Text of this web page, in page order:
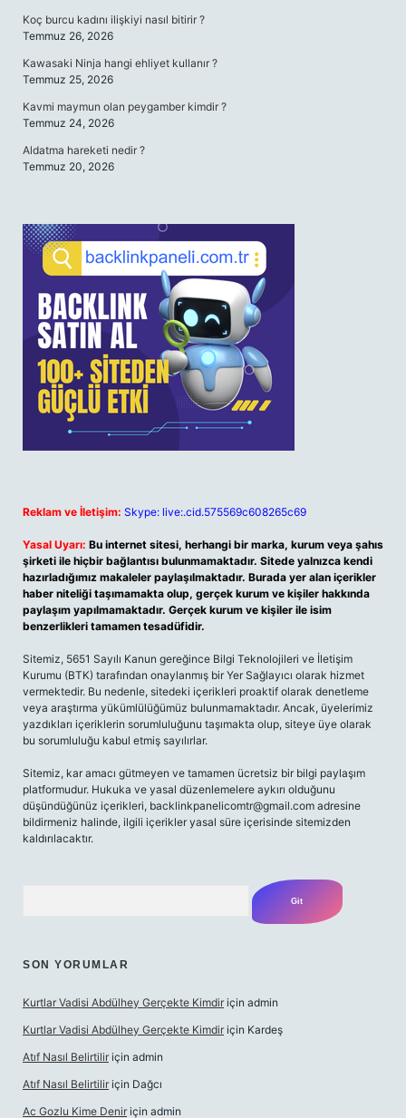
Koç burcu kadını ilişkiyi nasıl bitirir ?
Temmuz 26, 2026
Kawasaki Ninja hangi ehliyet kullanır ?
Temmuz 25, 2026
Kavmi maymun olan peygamber kimdir ?
Temmuz 24, 2026
Aldatma hareketi nedir ?
Temmuz 20, 2026
Reklam ve İletişim: Skype: live:.cid.575569c608265c69
Yasal Uyarı: Bu internet sitesi, herhangi bir marka, kurum veya şahıs
şirketi ile hiçbir bağlantısı bulunmamaktadır. Sitede yalnızca kendi
hazırladığımız makaleler paylaşılmaktadır. Burada yer alan içerikler
haber niteliği taşımamakta olup, gerçek kurum ve kişiler hakkında
paylaşım yapılmamaktadır. Gerçek kurum ve kişiler ile isim
benzerlikleri tamamen tesadüfidir.
Sitemiz, 5651 Sayılı Kanun gereğince Bilgi Teknolojileri ve İletişim
Kurumu (BTK) tarafından onaylanmış bir Yer Sağlayıcı olarak hizmet
vermektedir. Bu nedenle, sitedeki içerikleri proaktif olarak denetleme
veya araştırma yükümlülüğümüz bulunmamaktadır. Ancak, üyelerimiz
yazdıkları içeriklerin sorumluluğunu taşımakta olup, siteye üye olarak
bu sorumluluğu kabul etmiş sayılırlar.
Sitemiz, kar amacı gütmeyen ve tamamen ücretsiz bir bilgi paylaşım
platformudur. Hukuka ve yasal düzenlemelere aykırı olduğunu
düşündüğünüz içerikleri, backlinkpanelicomtr@gmail.com adresine
bildirmeniz halinde, ilgili içerikler yasal süre içerisinde sitemizden
kaldırılacaktır.
SON YORUMLAR
Kurtlar Vadisi Abdülhey Gerçekte Kimdir için admin
Kurtlar Vadisi Abdülhey Gerçekte Kimdir için Kardeş
Atıf Nasıl Belirtilir için admin
Atıf Nasıl Belirtilir için Dağcı
Ac Gozlu Kime Denir için admin